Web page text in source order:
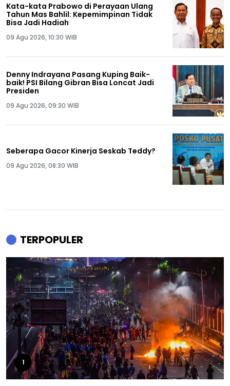
Kata-kata Prabowo di Perayaan Ulang
Tahun Mas Bahlil: Kepemimpinan Tidak
Bisa Jadi Hadiah
09 Agu 2026, 10:30 WIB
Denny Indrayana Pasang Kuping Baik-
baik! PSI Bilang Gibran Bisa Loncat Jadi
Presiden
09 Agu 2026, 09:30 WIB
Seberapa Gacor Kinerja Seskab Teddy?
09 Agu 2026, 08:30 WIB
TERPOPULER
1